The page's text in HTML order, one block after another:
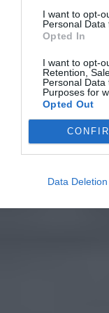
I want to opt-
Personal Data
Opted In
I want to opt-
Retention,
Personal
Purposes for
Opted Out
Data Deletion